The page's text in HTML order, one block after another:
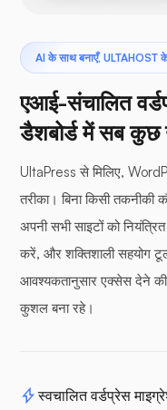
AI के साथ बनाएँ, ULTAHOST
एआई-संचालित
डैशबोर्ड में सब कुछ
UltaPress से मिलिए,
तरीका। बिना किसी
अपनी सभी साइटों को
करें, और शक्तिशाली सहयोग
आवश्यकतानुसार एक्सेस देने की
कुशल बना रहे।
स्वचालित वर्डप्रेस